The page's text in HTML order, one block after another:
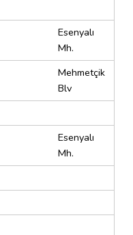
Esenyalı
Mh.
Mehmetçik
Blv
Esenyalı
Mh.